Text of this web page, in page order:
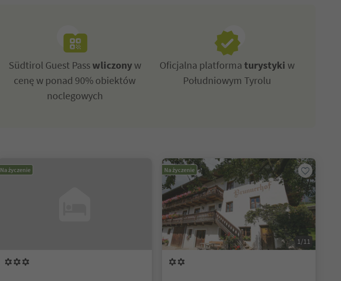
Südtirol Guest Passwliczonyw
cenę w ponad 90% obiektów
noclegowych
Oficjalna platformaturystykiw
Południowym Tyrolu
Na życzenie Na życzenie
1/11